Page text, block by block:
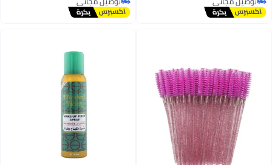
for its effectiveness against dark
application of this color corrector
before your concealer will
completely conceal the dark circles
under your eyes.
توصيل مجاني توصيل مجاني